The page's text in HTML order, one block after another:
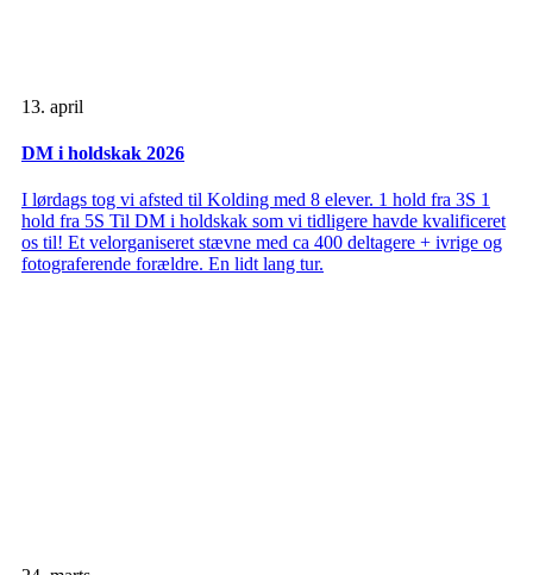
13. april
DM i holdskak 2026
I lørdags tog vi afsted til Kolding med 8 elever. 1 hold fra 3S 1
hold fra 5S Til DM i holdskak som vi tidligere havde kvalificeret
os til! Et velorganiseret stævne med ca 400 deltagere + ivrige og
fotograferende forældre. En lidt lang tur.